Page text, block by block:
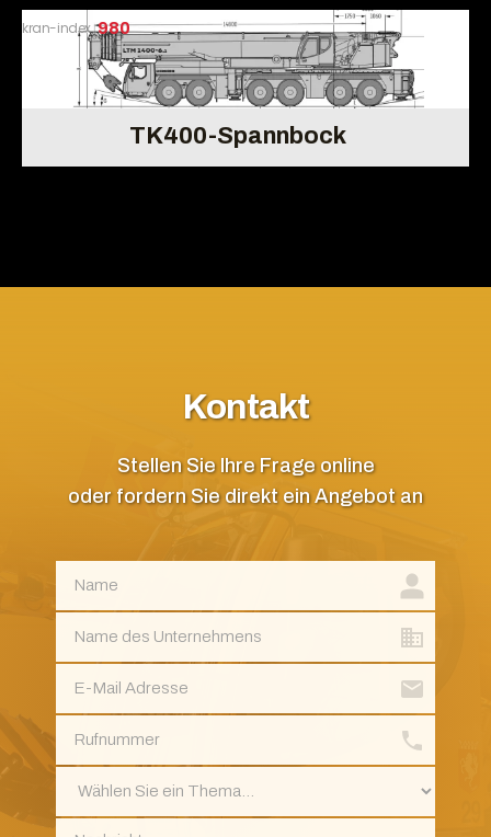
kran-index 980
TK400-Spannbock
Kontakt
Stellen Sie Ihre Frage online
oder fordern Sie direkt ein Angebot an